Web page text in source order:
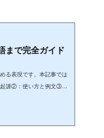
まで完全ガイド
る表現です。本記事では
起源②：使い方と例文③：